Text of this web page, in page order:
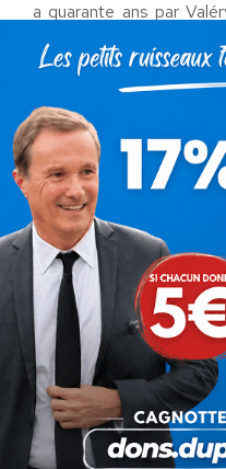
a quarante ans par
être relevé de trois ans.
régression n’est pas
Taubira et que dans
des devoirs ne saurait
droits.
« Il est parfois bon »,
avril dernier, « que la
de folie ». Un peu de
doute, Mme Taubira a un
Dominique Jamet
Vice-Président de
Catégorie : Non classé
16